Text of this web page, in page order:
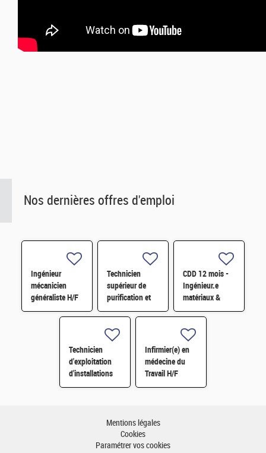
Nos dernières offres d'emploi
Ingénieur
mécanicien
généraliste H/F
Technicien
supérieur de
purification et
fabrication en
chaine blindée
H/F
CDD 12 mois -
Ingénieur.e
matériaux &
soudage H/F
Technicien
d'exploitation
d'installations
H/F
Infirmier(e) en
médecine du
Travail H/F
Mentions légales
Cookies
Paramétrer vos cookies